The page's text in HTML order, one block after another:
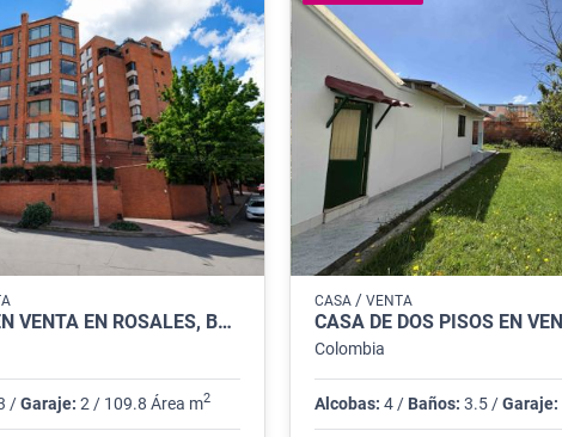
APARTAMENTO EN VENTA EN ROSALES, BOGOTÁ
/Garaje: 2 / 109.8 Área m2
CASA/ VENTA
Colombia
Alcobas: 4 / Baños: 3.5 /Garaje: